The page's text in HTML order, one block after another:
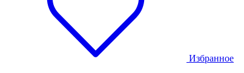
Избранное